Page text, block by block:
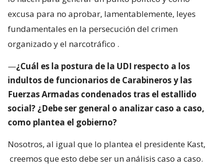
excusa para no aprobar, lamentablemente, leyes
fundamentales en la persecución del crimen
organizado y el narcotráfico .
—¿Cuál es la postura de la UDI respecto a los
indultos de funcionarios de Carabineros y las
Fuerzas Armadas condenados tras el estallido
social? ¿Debe ser general o analizar caso a caso,
como plantea el gobierno?
Nosotros, al igual que lo plantea el presidente Kast,
creemos que esto debe ser un análisis caso a caso.